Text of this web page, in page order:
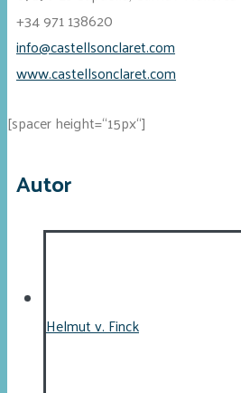
+34 971 138620
info@castellsonclaret.com
www.castellsonclaret.com
[spacer height=“15px“]
Autor
Helmut v. Finck